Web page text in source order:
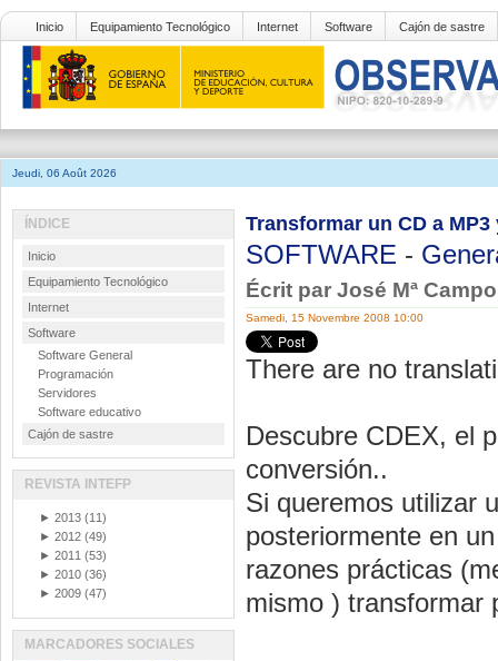
Inicio Equipamiento Tecnológico Internet Software Cajón de sastre
Jeudi, 06 Août 2026
Transformar un CD a
SOFTWARE -
Écrit par José Mª
Samedi, 15 Novembre 2008 10:00
There are no
Descubre CDEX, el
conversión..
Si queremos utilizar
posteriormente en
razones prácticas
mismo ) transformar
ÍNDICE
Inicio
Equipamiento Tecnológico
Internet
Software
Software General
Programación
Servidores
Software educativo
Cajón de sastre
REVISTA INTEFP
► 2013 (11)
► 2012 (49)
► 2011 (53)
► 2010 (36)
► 2009 (47)
MARCADORES SOCIALES